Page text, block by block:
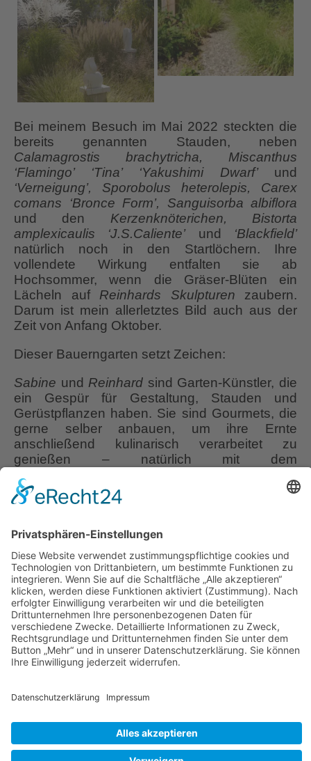
Bei meinem Besuch im Mai 2022 steckten die
bereits genannten Stauden, neben
Calamagrostis brachytricha, Miscanthus
‘Flamingo’ ‘Tina’ ‘Yakushimi Dwarf’ und
‘Verneigung’, Sporobolus heterolepis, Carex
comans ‘Bronce Form’, Sanguisorba albiflora
und den Kerzenknöterichen, Bistorta
amplexicaulis ‘J.S.Caliente’und ‘Blackfield’
natürlich noch in den Startlöchern. Ihre
vollendete Wirkung entfalten sie ab
Hochsommer, wenn die Gräser-Blüten ein
Lächeln auf Reinhards Skulpturen zaubern.
Darum ist mein allerletztes Bild auch aus der
Zeit von Anfang Oktober.
Dieser Bauerngarten setzt Zeichen:
Sabine und Reinhard sind Garten-Künstler, die
ein Gespür für Gestaltung, Stauden und
Gerüstpflanzen haben. Sie sind Gourmets, die
gerne selber anbauen, um ihre Ernte
anschließend kulinarisch verarbeitet zu
genießen – natürlich mit dem
Backofen. Als Architekten in Eigenregie
erhielten sie mit historischer Stilsicherheit und
was an und in den vorhandenen Gebäuden
schützenswert war. Sie nehmen Rücksicht auf
die Natur und deren Belange, gehen dabei
aber auch achtsam mit den eigenen
Bedürfnissen um, seien es die Hochbeete,
oder die Kräuterspirale, die zeigen, dass es nie
zu früh ist, mit dem “seniorisieren” eines
Gartens zu beginnen.
Sabine Pecoraro-Schneider und Reinhard
ihn in einem Buch verewigt haben. Den
Bücherschatzkiste als Buchrezension gerne
anklicken. Dort möchte ich Euch die Autoren,